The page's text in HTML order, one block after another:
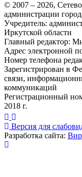
© 2007 – 2026,
администрации
Учредитель:
Иркутской области
Главный редактор:
Адрес электронной
Номер телефона
Зарегистрирован в
связи,
коммуникаций
Регистрационный
2018 г.
Версия для
Разработка сайта: